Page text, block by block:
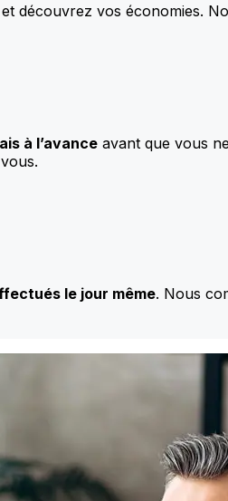
découvrez vos économies.
à l’avance avant que vous
le jour même. Nous